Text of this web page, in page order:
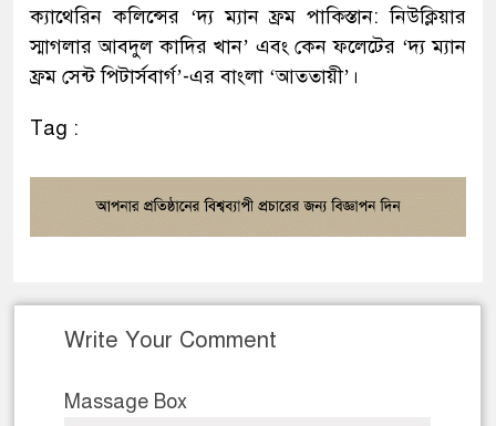
ক্যাথেরিন কলিন্সের ‘দ্য ম্যান ফ্রম পাকিস্তান: নিউক্লিয়ার
স্মাগলার আবদুল কাদির খান’ এবং কেন ফলেটের ‘দ্য ম্যান
ফ্রম সেন্ট পিটার্সবার্গ’-এর বাংলা ‘আততায়ী’।
Tag :
Write Your Comment
Massage Box